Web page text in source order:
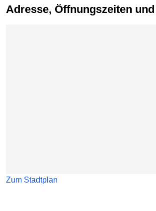
Adresse, Öffnungszeiten
Zum Stadtplan